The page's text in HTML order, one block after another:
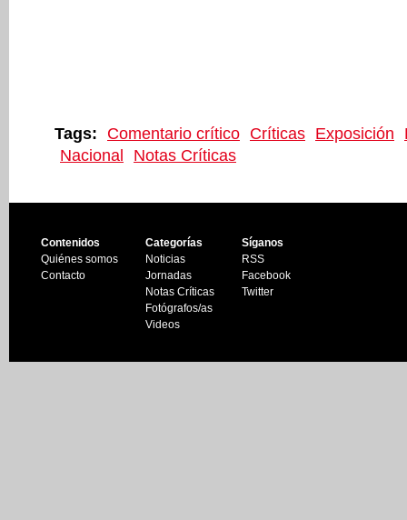
Tags: Comentario crítico Críticas Exposición
Nacional
Notas Críticas
Contenidos
Quiénes somos
Contacto
Categorías
Noticias
Jornadas
Notas Críticas
Fotógrafos/as
Videos
Síganos
RSS
Facebook
Twitter